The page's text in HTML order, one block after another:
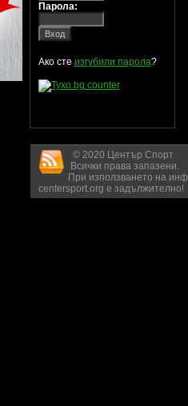
Парола:
Ако сте изгубили парола?
© 2020 Център Спорт
Всички права запазени.
При използването на
centersport.org е задължително!